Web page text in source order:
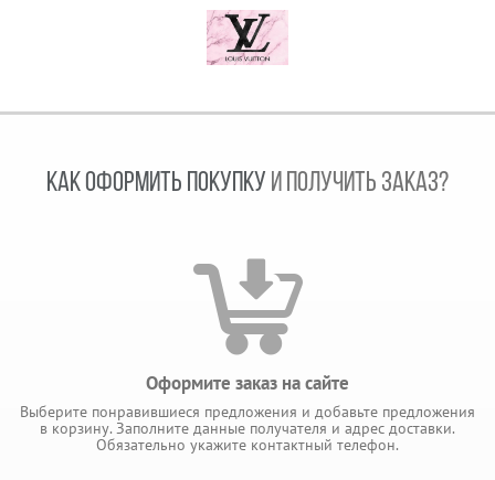
КАК ОФОРМИТЬ ПОКУПКУ И ПОЛУЧИТЬ ЗАКАЗ?
Оформите заказ на сайте
Выберите понравившиеся предложения и добавьте предложения
в корзину. Заполните данные получателя и адрес доставки.
Обязательно укажите контактный телефон.